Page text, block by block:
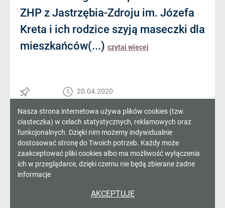
ZHP z Jastrzębia-Zdroju im. Józefa
Kreta i ich rodzice szyją maseczki dla
mieszkańców(...) czytaj więcej
20.04.2020
Informacja
o
cookies!
Nasza strona internetowa używa plików cookies (tzw.
ciasteczka) w celach statystycznych, reklamowych oraz
funkcjonalnych. Dzięki nim możemy indywidualnie
dostosować stronę do Twoich potrzeb. Każdy może
zaakceptować pliki cookies albo ma możliwość wyłączenia
ich w przeglądarce, dzięki czemu nie będą zbierane żadne
informacje
AKCEPTUJĘ